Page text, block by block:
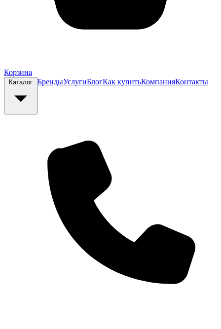
Корзина
Каталог БрендыУслугиБлогКак купитьКомпанияКонтакты